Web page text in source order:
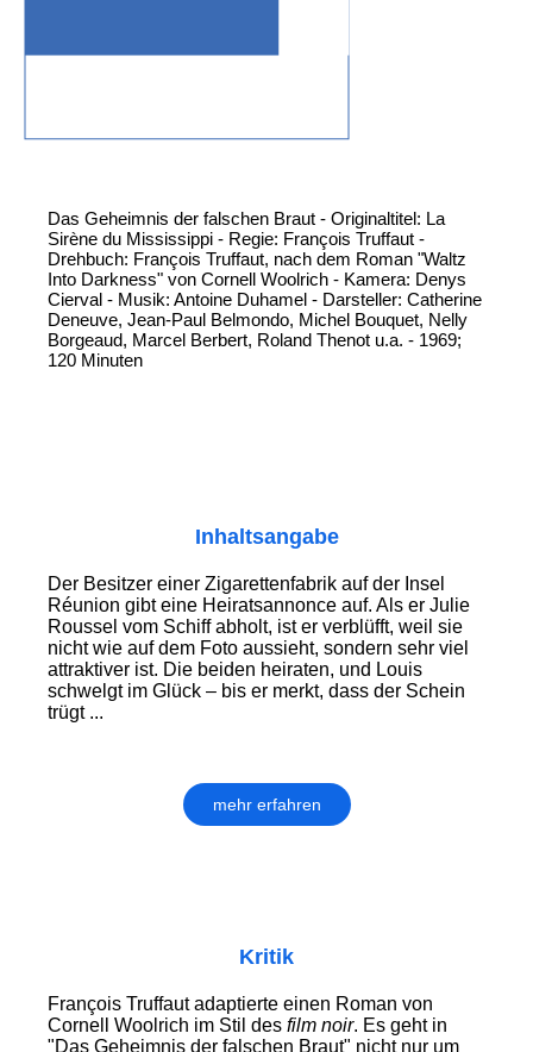
Das Geheimnis der falschen Braut - Originaltitel: La
Sirène du Mississippi - Regie: François Truffaut -
Drehbuch: François Truffaut, nach dem Roman "Waltz
Into Darkness" von Cornell Woolrich - Kamera: Denys
Cierval - Musik: Antoine Duhamel - Darsteller: Catherine
Deneuve, Jean-Paul Belmondo, Michel Bouquet, Nelly
Borgeaud, Marcel Berbert, Roland Thenot u.a. - 1969;
120 Minuten
Inhaltsangabe
Der Besitzer einer Zigarettenfabrik auf der Insel
Réunion gibt eine Heiratsannonce auf. Als er Julie
Roussel vom Schiff abholt, ist er verblüfft, weil sie
nicht wie auf dem Foto aussieht, sondern sehr viel
attraktiver ist. Die beiden heiraten, und Louis
schwelgt im Glück – bis er merkt, dass der Schein
trügt ...
mehr erfahren
Kritik
François Truffaut adaptierte einen Roman von
Cornell Woolrich im Stil des film noir. Es geht in
"Das Geheimnis der falschen Braut" nicht nur um